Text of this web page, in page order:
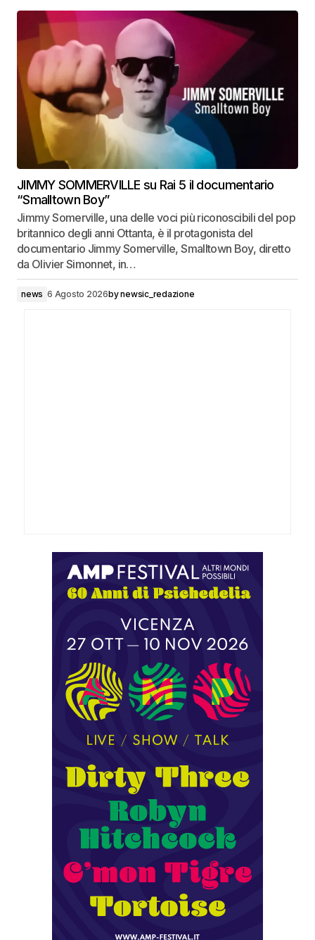
JIMMY SOMMERVILLE su Rai 5 il documentario
“Smalltown Boy”
Jimmy Somerville, una delle voci più riconoscibili del pop
britannico degli anni Ottanta, è il protagonista del
documentario Jimmy Somerville, Smalltown Boy, diretto
da Olivier Simonnet, in…
news 6 Agosto 2026bynewsic_redazione